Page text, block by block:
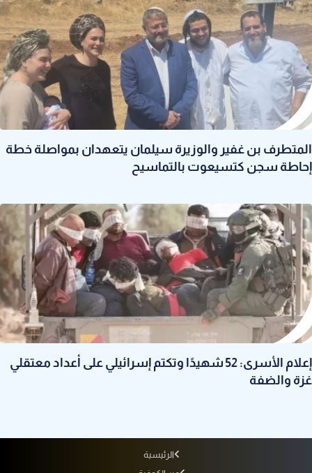
المتطرف بن غفير والوزيرة سيلمان يتعهدان بمواصلة خطة
إحاطة سجن كتسيعوت بالتماسيح
إعلام الأسرى: 52 شهيدًا وتكتم إسرائيلي على أعداد معتقلي
غزة والضفة
الرئيسية